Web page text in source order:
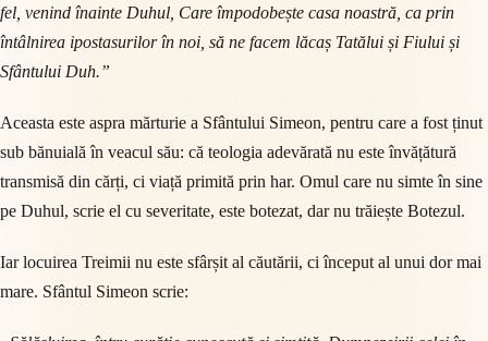
fel, venind înainte Duhul, Care împodobește casa noastră, ca prin
întâlnirea ipostasurilor în noi, să ne facem lăcaș Tatălui și Fiului și
Sfântului Duh.”
Aceasta este aspra mărturie a Sfântului Simeon, pentru care a fost ținut
sub bănuială în veacul său: că teologia adevărată nu este învățătură
transmisă din cărți, ci viață primită prin har. Omul care nu simte în sine
pe Duhul, scrie el cu severitate, este botezat, dar nu trăiește Botezul.
Iar locuirea Treimii nu este sfârșit al căutării, ci început al unui dor mai
mare. Sfântul Simeon scrie: